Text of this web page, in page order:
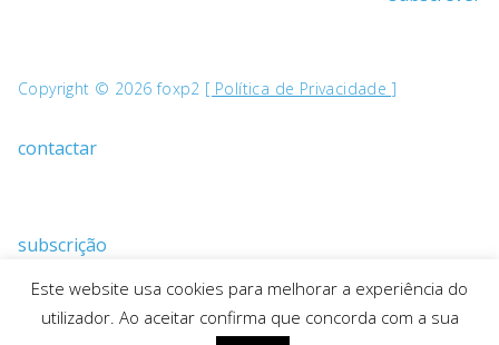
Copyright © 2026 foxp2 [ Política de Privacidade ]
contactar
subscrição
Este website usa cookies para melhorar a experiência do
utilizador. Ao aceitar confirma que concorda com a sua